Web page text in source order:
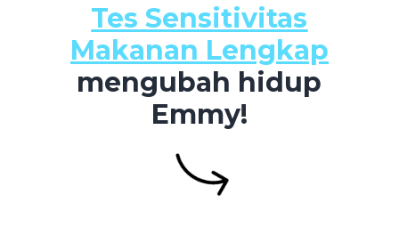
Tes Sensitivitas
Makanan Lengkap
mengubah hidup
Emmy!